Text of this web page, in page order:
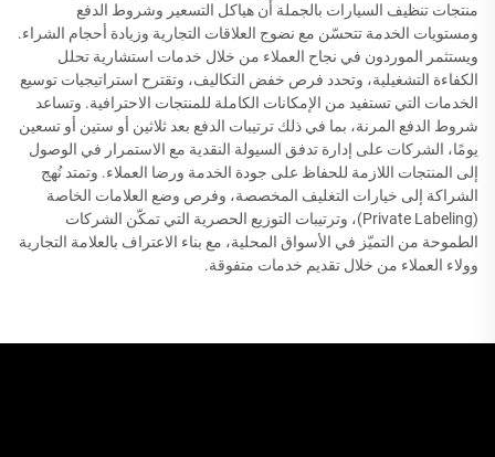
منتجات تنظيف السيارات بالجملة أن هياكل التسعير وشروط الدفع
ومستويات الخدمة تتحسّن مع نضوج العلاقات التجارية وزيادة أحجام الشراء.
ويستثمر الموردون في نجاح العملاء من خلال خدمات استشارية تحلل
الكفاءة التشغيلية، وتحدد فرص خفض التكاليف، وتقترح استراتيجيات توسيع
الخدمات التي تستفيد من الإمكانات الكاملة للمنتجات الاحترافية. وتساعد
شروط الدفع المرنة، بما في ذلك ترتيبات الدفع بعد ثلاثين أو ستين أو تسعين
يومًا، الشركات على إدارة تدفق السيولة النقدية مع الاستمرار في الوصول
إلى المنتجات اللازمة للحفاظ على جودة الخدمة ورضا العملاء. وتمتد نُهج
الشراكة إلى خيارات التغليف المخصصة، وفرص وضع العلامات الخاصة
(Private Labeling)، وترتيبات التوزيع الحصرية التي تمكّن الشركات
الطموحة من التميّز في الأسواق المحلية، مع بناء الاعتراف بالعلامة التجارية
وولاء العملاء من خلال تقديم خدمات متفوقة.